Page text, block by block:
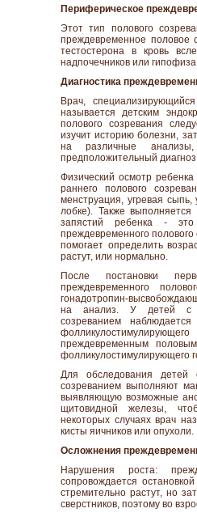
Периферическое
Этот тип полового
преждевременное половое
тестостерона в кровь
надпочечников или
Диагностика
Врач,
называется детским
полового созревания
изучит историю болезни,
на различные
предположительный
Физический осмотр
раннего полового
менструация, угревая
лобке). Также выполняется
запястий ребенка - это
преждевременного полового
помогает определить
растут, или нормально.
После постановки
преждевременного
гонадотропин-
на анализ. У детей с
созреванием
преждевременным
фолликулостимулирующего
Для обследования детей
созреванием выполняют
выявляющую возможные
щитовидной железы,
некоторых случаях врач
кисты яичников или опухоли.
Осложнения
Нарушения роста:
сопровождается
стремительно растут, но
сверстников, поэтому во